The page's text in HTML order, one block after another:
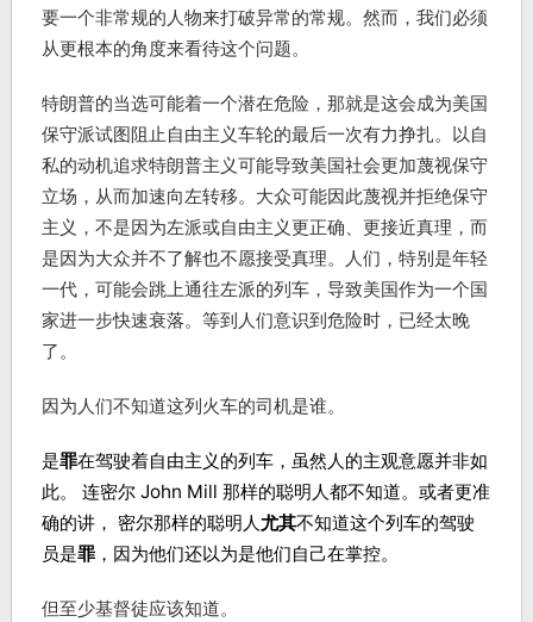
要一个非常规的人物来打破异常的常规。然而，我们必须
从更根本的角度来看待这个问题。
特朗普的当选可能着一个潜在危险，那就是这会成为美国
保守派试图阻止自由主义车轮的最后一次有力挣扎。以自
私的动机追求特朗普主义可能导致美国社会更加蔑视保守
立场，从而加速向左转移。大众可能因此蔑视并拒绝保守
主义，不是因为左派或自由主义更正确、更接近真理，而
是因为大众并不了解也不愿接受真理。人们，特别是年轻
一代，可能会跳上通往左派的列车，导致美国作为一个国
家进一步快速衰落。等到人们意识到危险时，已经太晚
了。
因为人们不知道这列火车的司机是谁。
是罪在驾驶着自由主义的列车，虽然人的主观意愿并非如
此。 连密尔 John Mill 那样的聪明人都不知道。或者更准
确的讲， 密尔那样的聪明人尤其不知道这个列车的驾驶
员是罪，因为他们还以为是他们自己在掌控。
但至少基督徒应该知道。